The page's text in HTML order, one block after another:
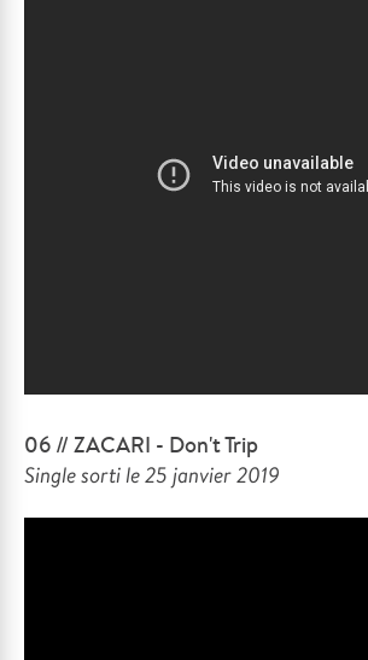
06 // ZACARI - Don't Trip
Single sorti le 25 janvier 2019